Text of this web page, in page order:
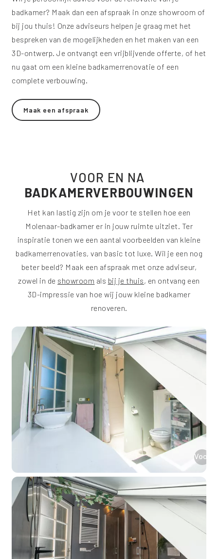
badkamer? Maak dan een afspraak in onze showroom of
bij jou thuis! Onze adviseurs helpen je graag met het
bespreken van de mogelijkheden en het maken van een
3D-ontwerp. Je ontvangt een vrijblijvende offerte, of het
nu gaat om een kleine badkamerrenovatie of een
complete verbouwing.
Maak een afspraak
VOOR EN NA
BADKAMERVERBOUWINGEN
Het kan lastig zijn om je voor te stellen hoe een
Molenaar-badkamer er in jouw ruimte uitziet. Ter
inspiratie tonen we een aantal voorbeelden van kleine
badkamerrenovaties, van basic tot luxe. Wil je een nog
beter beeld? Maak een afspraak met onze adviseur,
zowel in de showroom als bij je thuis, en ontvang een
3D-impressie van hoe wij jouw kleine badkamer
renoveren.
Voor